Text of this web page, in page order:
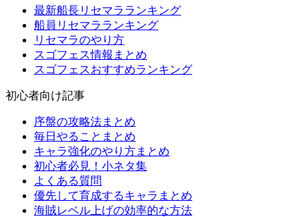
最新船長リセマラランキング
船員リセマラランキング
リセマラのやり方
スゴフェス情報まとめ
スゴフェスおすすめランキング
初心者向け記事
序盤の攻略法まとめ
毎日やることまとめ
キャラ強化のやり方まとめ
初心者必見！小ネタ集
よくある質問
優先して育成するキャラまとめ
海賊レベル上げの効率的な方法